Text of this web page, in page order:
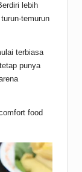
lebih
temurun
terbiasa
punya
food